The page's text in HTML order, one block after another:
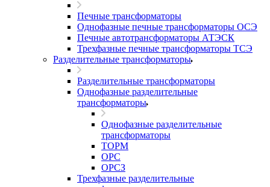
Печные трансформаторы
Однофазные печные трансформаторы ОСЭ
Печные автотрансформаторы АТЭСК
Трехфазные печные трансформаторы ТСЭ
Разделительные трансформаторы
Разделительные трансформаторы
Однофазные разделительные
трансформаторы
Однофазные разделительные
трансформаторы
ТОРМ
ОРС
ОРСЗ
Трехфазные разделительные